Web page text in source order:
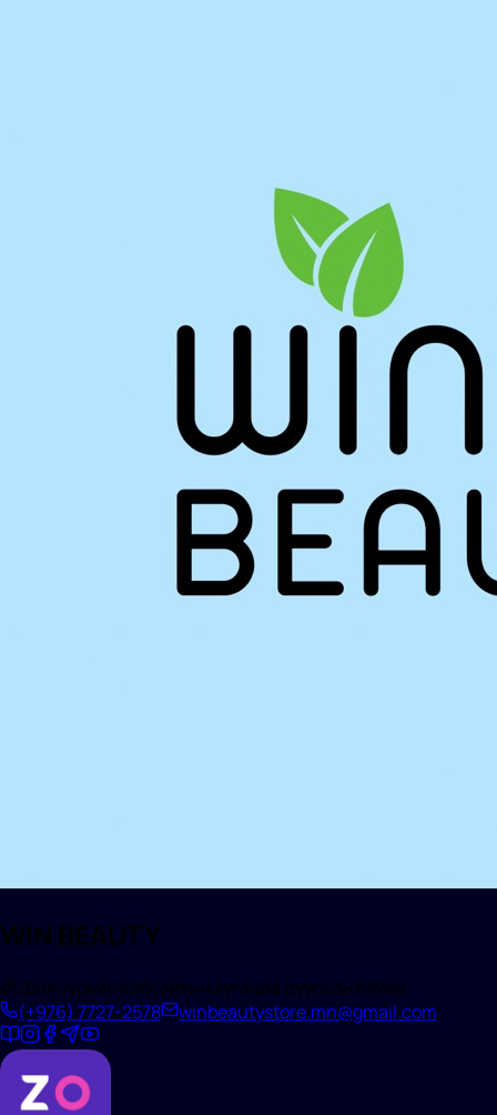
WIN BEAUTY
Дэлгүүрийн вэбсайтын хугацаа дууссан байна.
(+976) 7727-2578 winbeautystore.mn@gmail.com